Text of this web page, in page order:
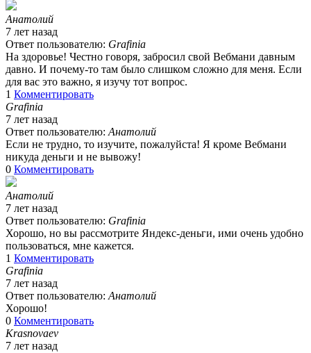
Анатолий
7 лет назад
Ответ пользователю: Grafinia
На здоровье! Честно говоря, забросил свой Вебмани давным
давно. И почему-то там было слишком сложно для меня. Если
для вас это важно, я изучу тот вопрос.
1 Комментировать
Grafinia
7 лет назад
Ответ пользователю:Анатолий
Если не трудно, то изучите, пожалуйста! Я кроме Вебмани
никуда деньги и не вывожу!
0 Комментировать
Анатолий
7 лет назад
Ответ пользователю: Grafinia
Хорошо, но вы рассмотрите Яндекс-деньги, ими очень удобно
пользоваться, мне кажется.
1 Комментировать
Grafinia
7 лет назад
Ответ пользователю:Анатолий
Хорошо!
0 Комментировать
Krasnovaev
7 лет назад